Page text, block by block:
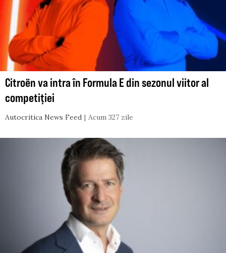
Citroën va intra în Formula E din sezonul viitor al
competiției
Autocritica News Feed Acum 327 zile